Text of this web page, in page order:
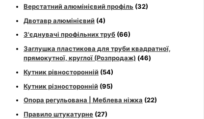
Верстатний алюмінієвий профіль (32)
Двотавр алюмінієвий (4)
З'єднувачі профільних труб (66)
Заглушка пластикова для труби квадратної,
прямокутної, круглої (Розпродаж) (46)
Кутник рівносторонній (54)
Кутник різносторонній (95)
Опора регульована | Меблева ніжка (22)
Правило штукатурне (27)